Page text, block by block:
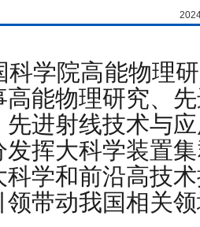
科学院高能物理
高能物理研究、
先进射线技术与
发挥大科学装置
科学和前沿高技
领带动我国相关